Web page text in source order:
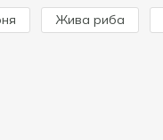
Жива риба